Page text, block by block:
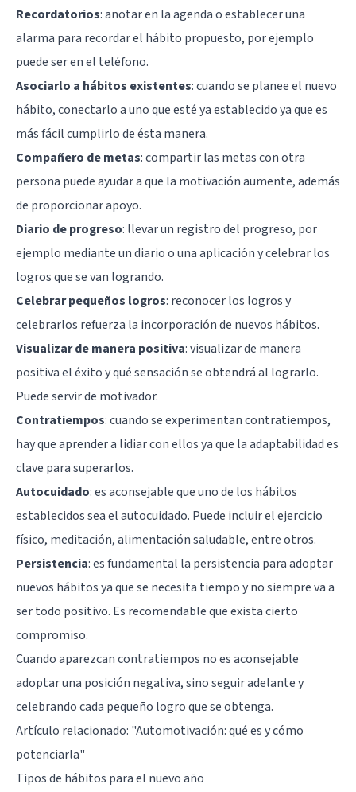
Recordatorios: anotar en la agenda o establecer una
alarma para recordar el hábito propuesto, por ejemplo
puede ser en el teléfono.
Asociarlo a hábitos existentes: cuando se planee el nuevo
hábito, conectarlo a uno que esté ya establecido ya que es
más fácil cumplirlo de ésta manera.
Compañero de metas: compartir las metas con otra
persona puede ayudar a que la motivación aumente, además
de proporcionar apoyo.
Diario de progreso: llevar un registro del progreso, por
ejemplo mediante un diario o una aplicación y celebrar los
logros que se van logrando.
Celebrar pequeños logros: reconocer los logros y
celebrarlos refuerza la incorporación de nuevos hábitos.
Visualizar de manera positiva: visualizar de manera
positiva el éxito y qué sensación se obtendrá al lograrlo.
Puede servir de motivador.
Contratiempos: cuando se experimentan contratiempos,
hay que aprender a lidiar con ellos ya que la adaptabilidad es
clave para superarlos.
Autocuidado: es aconsejable que uno de los hábitos
establecidos sea el autocuidado. Puede incluir el ejercicio
físico, meditación, alimentación saludable, entre otros.
Persistencia: es fundamental la persistencia para adoptar
nuevos hábitos ya que se necesita tiempo y no siempre va a
ser todo positivo. Es recomendable que exista cierto
compromiso.
Cuando aparezcan contratiempos no es aconsejable
adoptar una posición negativa, sino seguir adelante y
celebrando cada pequeño logro que se obtenga.
Artículo relacionado: "Automotivación: qué es y cómo
potenciarla"
Tipos de hábitos para el nuevo año